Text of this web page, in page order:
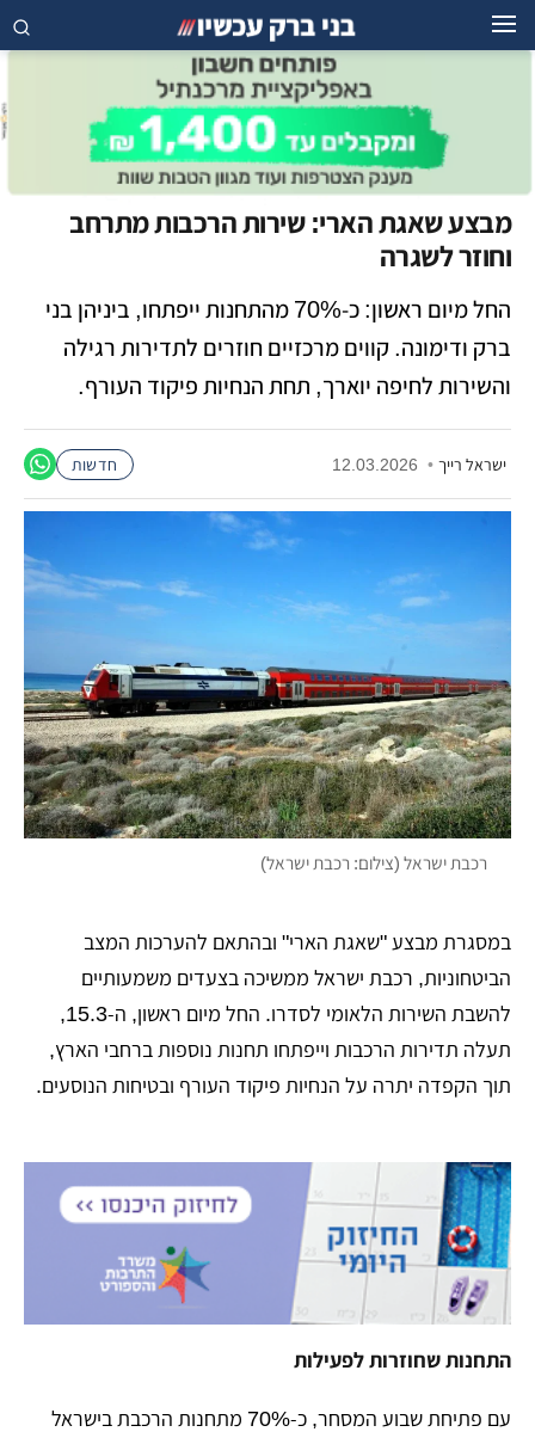
מבצע שאגת הארי: שירות הרכבות מתרחב
וחוזר לשגרה
​החל מיום ראשון: כ-70% מהתחנות ייפתחו, ביניהן בני
ברק ודימונה. קווים מרכזיים חוזרים לתדירות רגילה
והשירות לחיפה יוארך, תחת הנחיות פיקוד העורף.
ישראל רייך •
12.03.2026 חדשות
רכבת ישראל (צילום: רכבת ישראל)
במסגרת מבצע "שאגת הארי" ובהתאם להערכות המצב
הביטחוניות, רכבת ישראל ממשיכה בצעדים משמעותיים
להשבת השירות הלאומי לסדרו. החל מיום ראשון, ה-15.3,
תעלה תדירות הרכבות וייפתחו תחנות נוספות ברחבי הארץ,
תוך הקפדה יתרה על הנחיות פיקוד העורף ובטיחות הנוסעים.
התחנות שחוזרות לפעילות
​עם פתיחת שבוע המסחר, כ-70% מתחנות הרכבת בישראל